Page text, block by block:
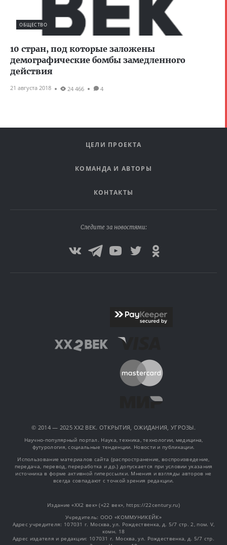
ОБЩЕСТВО
10 стран, под которые заложены
демографические бомбы замедленного
действия
21 августа 2018 24 466 4
ЦЕЛИ ПРОЕКТА
КОМАНДА И АВТОРЫ
КОНТАКТЫ
Следите за новостями:
© 2014 — 2025 XX2 ВЕК. ОТКРЫТИЯ, ОЖИДАНИЯ, УГРОЗЫ.
Научно-популярный портал. Наука, техника, технологии, медицина,
футурология, социальные тенденции. Новости и публикации.
Использование материалов сайта (распространение, воспроизведение,
передача, перевод, переработка и др.) допускается при условии указания
источника в форме активной гиперссылки. Мнения и взгляды авторов не
всегда совпадают с точкой зрения редакции.
Издание «XX2 век» («22 век», https://22century.ru)
Учредитель: OOO «КОММУНИКЕЙК»
Адрес учредителя: 107031 г. Москва, ул. Рождественка, д. 5/7 стр. 2, пом. V,
комн. 18
Адрес издателя и редакции: 107031 г. Москва, ул. Рождественка, д. 5/7 стр.